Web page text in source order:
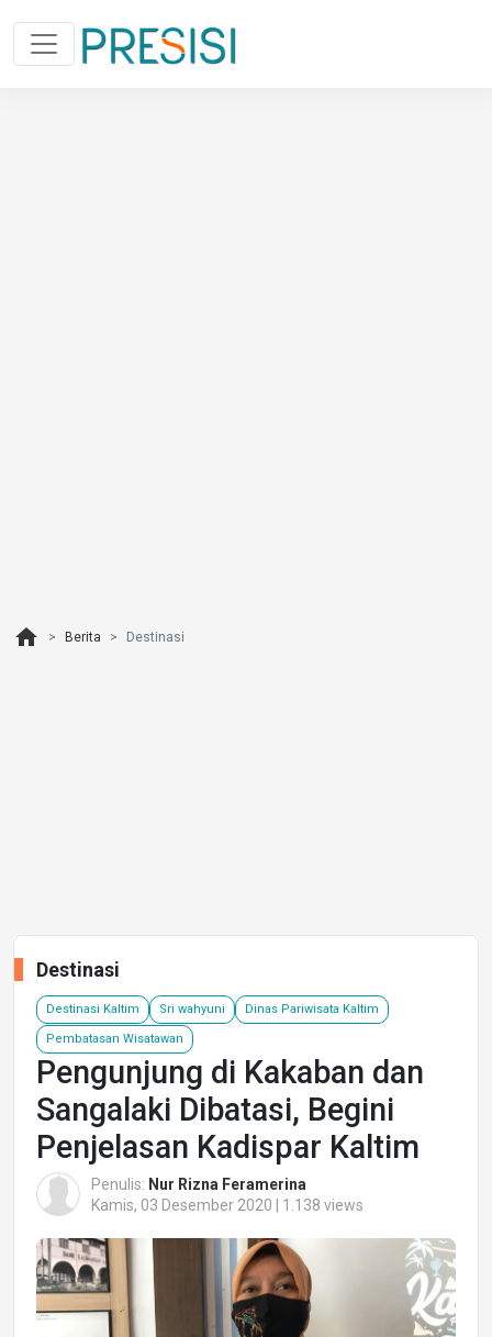
home Berita Destinasi
Destinasi
Destinasi Kaltim Sri wahyuni Dinas Pariwisata Kaltim
Pembatasan Wisatawan
Pengunjung di Kakaban dan
Sangalaki Dibatasi, Begini
Penjelasan Kadispar Kaltim
Penulis: Nur Rizna Feramerina
Kamis, 03 Desember 2020 | 1.138 views